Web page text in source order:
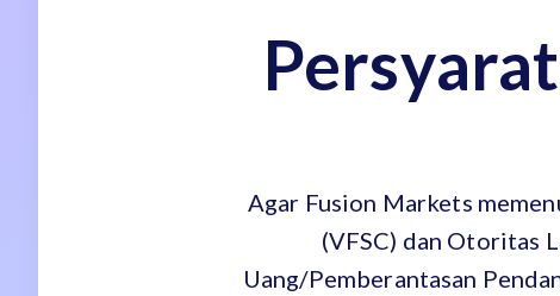
Agar Fusion Markets
(VFSC) dan Otoritas
Uang/Pemberantasan